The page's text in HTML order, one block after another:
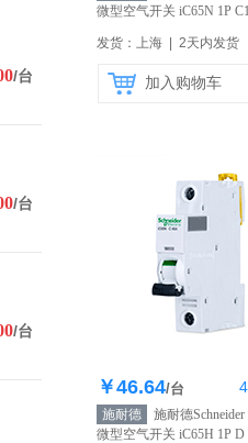
微型空气开关 iC65N 1P
发货：上海 | 2天内发货
加入购物车
库存354个
￥46.64/台
施耐德
施耐德
微型空气开关 iC65H 1P D
/台
/台
/台